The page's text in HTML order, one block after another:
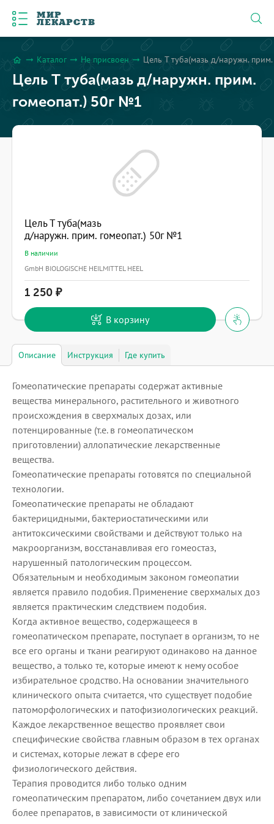
МИР
ЛЕКАРСТВ
home arrow_right_alt Каталог arrow_right_alt Не присвоен arrow_right_alt Цель Т туба(мазь д/наружн.
Цель Т туба(мазь д/наружн. прим.
гомеопат.) 50г №1
Цель Т туба(мазь
д/наружн. прим. гомеопат.) 50г №1
В наличии
GmbH BIOLOGISCHE HEILMITTEL HEEL
1 250
В корзину
Описание Инструкция Где купить
Гомеопатические препараты содержат активные
вещества минерального, растительного и животного
происхождения в сверхмалых дозах, или
потенцированные (т.е. в гомеопатическом
приготовлении) аллопатические лекарственные
вещества.
Гомеопатические препараты готовятся по специальной
технологии.
Гомеопатические препараты не обладают
бактерицидными, бактериостатическими или
антитоксическими свойствами и действуют только на
макроорганизм, восстанавливая его гомеостаз,
нарушенный патологическим процессом.
Обязательным и необходимым законом гомеопатии
является правило подобия. Применение сверхмалых доз
является практическим следствием подобия.
Когда активное вещество, содержащееся в
гомеопатическом препарате, поступает в организм, то не
все его органы и ткани реагируют одинаково на данное
вещество, а только те, которые имеют к нему особое
избирательное сродство. На основании значительного
клинического опыта считается, что существует подобие
патоморфологических и патофизиологических реакций.
Каждое лекарственное вещество проявляет свои
специфические свойства главным образом в тех органах
и системах, которые лежат в сфере его
физиологического действия.
Терапия проводится либо только одним
гомеопатическим препаратом, либо сочетанием двух или
более препаратов, в зависимости от клинической